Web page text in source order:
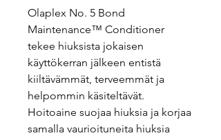
Olaplex No. 5 Bond
Maintenance™ Conditioner
tekee hiuksista jokaisen
käyttökerran jälkeen entistä
kiiltävämmät, terveemmät ja
helpommin käsiteltävät.
Hoitoaine suojaa hiuksia ja korjaa
samalla vaurioituneita hiuksia